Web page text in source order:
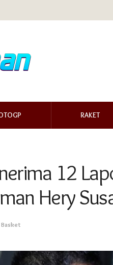
RAKET
12
Hery
Basket